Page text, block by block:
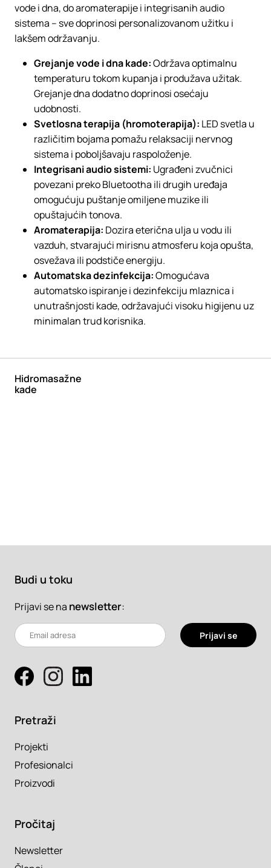
vode i dna, do aromaterapije i integrisanih audio
sistema – sve doprinosi personalizovanom užitku i
lakšem održavanju.
Grejanje vode i dna kade:Održava optimalnu
temperaturu tokom kupanja i produžava užitak.
Grejanje dna dodatno doprinosi osećaju
udobnosti.
Svetlosna terapija (hromoterapija): LED svetla u
različitim bojama pomažu relaksaciji nervnog
sistema i poboljšavaju raspoloženje.
Integrisani audio sistemi: Ugrađeni zvučnici
povezani preko Bluetootha ili drugih uređaja
omogućuju puštanje omiljene muzike ili
opuštajućih tonova.
Aromaterapija: Dozira eterična ulja u vodu ili
vazduh, stvarajući mirisnu atmosferu koja opušta,
osvežava ili podstiče energiju.
Automatska dezinfekcija:Omogućava
automatsko ispiranje i dezinfekciju mlaznica i
unutrašnjosti kade, održavajući visoku higijenu uz
minimalan trud korisnika.
Hidromasažne
kade
Budi u toku
Prijavi se na newsletter:
Prijavi se
Pretraži
Projekti
Profesionalci
Proizvodi
Pročitaj
Newsletter